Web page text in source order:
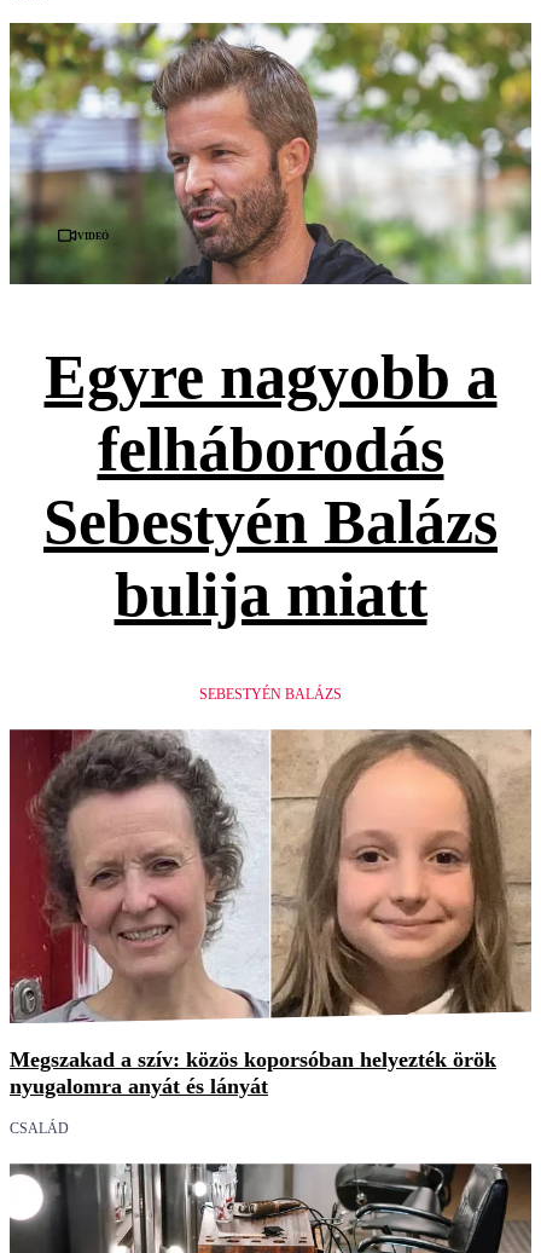
Videó
Egyre nagyobb a
felháborodás
Sebestyén Balázs
bulija miatt
SEBESTYÉN BALÁZS
Megszakad a szív: közös koporsóban helyezték örök
nyugalomra anyát és lányát
CSALÁD